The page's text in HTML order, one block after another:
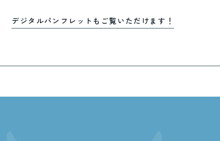
デジタルパンフレットもご覧いただけます！